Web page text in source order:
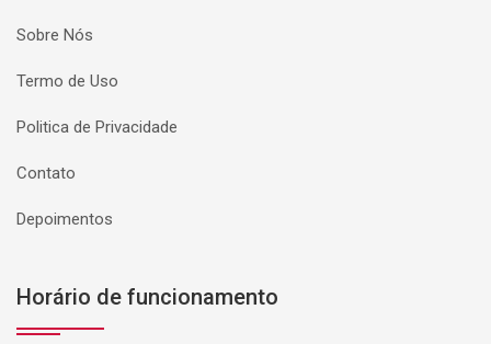
Sobre Nós
Termo de Uso
Politica de Privacidade
Contato
Depoimentos
Horário de funcionamento